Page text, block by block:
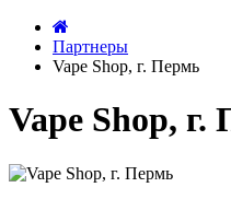
Партнеры
Vape Shop, г. Пермь
Vape Shop, г.